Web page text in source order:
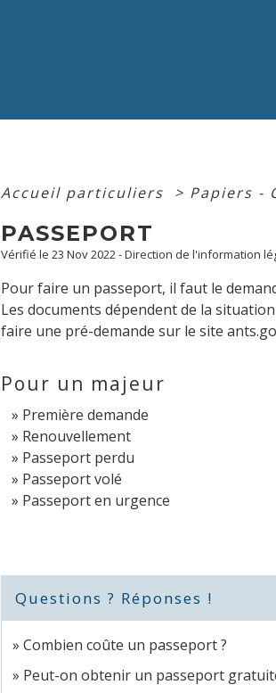
Accueil particuliers > Papiers -
PASSEPORT
Vérifié le 23 Nov 2022 - Direction de l'information
Pour faire un passeport, il faut le
Les documents dépendent de la
faire une pré-demande sur le site
Pour un majeur
Première demande
Renouvellement
Passeport perdu
Passeport volé
Passeport en urgence
Questions ? Réponses !
Combien coûte un passeport ?
Peut-on obtenir un passeport